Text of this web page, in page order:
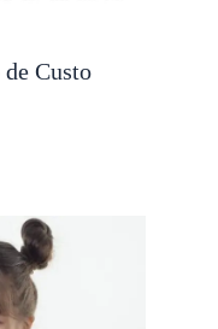
Custo